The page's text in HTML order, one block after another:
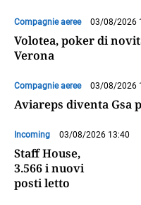
Compagnie aeree 03/08/2026
Volotea, poker di
Verona
Compagnie aeree 03/08/2026
Aviareps diventa Gsa
Incoming 03/08/2026 13:40
Staff House,
3.566 i nuovi
posti letto